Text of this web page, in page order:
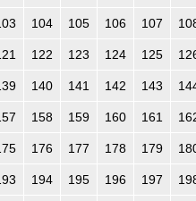
104 105 106 107
122 123 124 125
140 141 142 143
158 159 160 161
176 177 178 179
194 195 196 197